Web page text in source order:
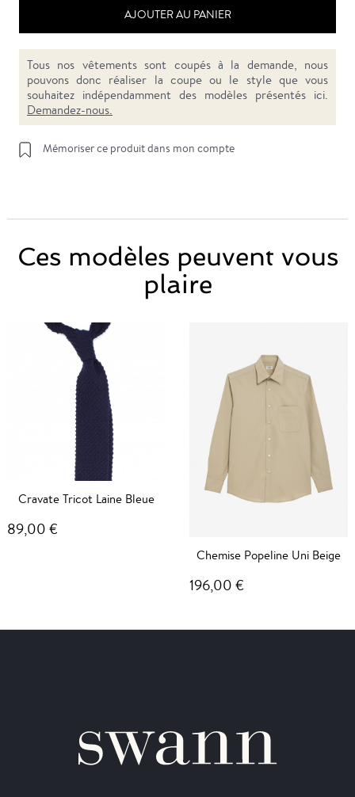
AJOUTER AU PANIER
Tous nos vêtements sont coupés à la demande, nous
pouvons donc réaliser la coupe ou le style que vous
souhaitez indépendamment des modèles présentés ici.
Demandez-nous.
Mémoriser ce produit dans mon compte
Ces modèles peuvent vous
plaire
Cravate Tricot Laine Bleue
89,00 €
Chemise Popeline Uni Beige
196,00 €